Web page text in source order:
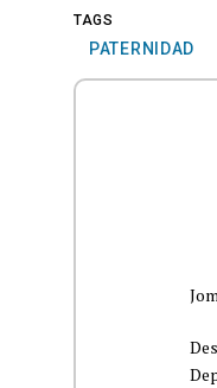
TAGS
PATERNIDAD